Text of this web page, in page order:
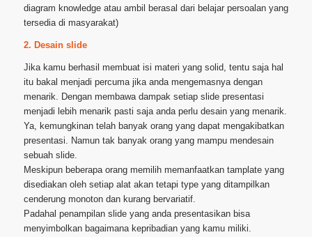
diagram knowledge atau ambil berasal dari belajar persoalan yang
tersedia di masyarakat)
2. Desain slide
Jika kamu berhasil membuat isi materi yang solid, tentu saja hal
itu bakal menjadi percuma jika anda mengemasnya dengan
menarik. Dengan membawa dampak setiap slide presentasi
menjadi lebih menarik pasti saja anda perlu desain yang menarik.
Ya, kemungkinan telah banyak orang yang dapat mengakibatkan
presentasi. Namun tak banyak orang yang mampu mendesain
sebuah slide.
Meskipun beberapa orang memilih memanfaatkan tamplate yang
disediakan oleh setiap alat akan tetapi type yang ditampilkan
cenderung monoton dan kurang bervariatif.
Padahal penampilan slide yang anda presentasikan bisa
menyimbolkan bagaimana kepribadian yang kamu miliki.